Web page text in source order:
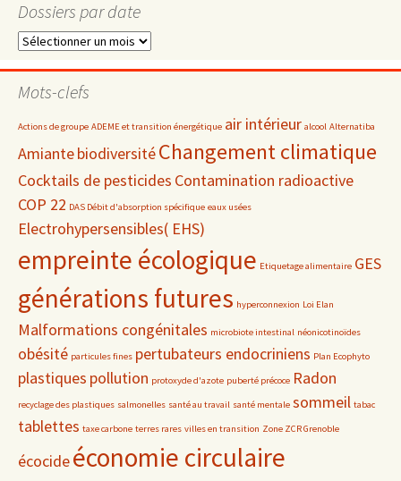
Dossiers par date
Dossiers
date
Mots-clefs
Actions de groupe ADEME et transition énergétique air intérieur alcool Alternatiba
AmiantebiodiversitéChangement climatique
Cocktails de pesticides Contamination radioactive
COP 22 DAS Débit d'absorption spécifique eaux usées
Electrohypersensibles( EHS)
empreinte écologique Etiquetage alimentaire GES
générations futures hyperconnexion Loi Elan
Malformations congénitales microbiote intestinal néonicotinoïdes
obésité particules fines pertubateurs endocriniens Plan Ecophyto
plastiques pollution protoxyde d'azote puberté précoce Radon
recyclage des plastiques salmonelles santé au travail santé mentale sommeil tabac
tablettes taxe carbone terres rares villes en transition Zone ZCR Grenoble
écocideéconomie circulaire